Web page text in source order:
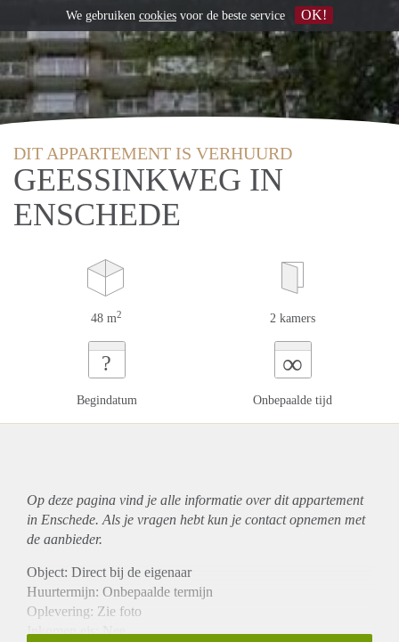
DIT APPARTEMENT IS VERHUURD
GEESSINKWEG IN
ENSCHEDE
48 m2 2 kamers
?
Begindatum
∞
Onbepaalde tijd
Op deze pagina vind je alle informatie over ditappartement
in Enschede. Als je vragen hebt kun je contact opnemen met
de aanbieder.
Object: Direct bij de eigenaar
Huurtermijn: Onbepaalde termijn
Oplevering: Zie foto
Inkomen eis: Nee
We gebruiken cookies voor de beste service OK!